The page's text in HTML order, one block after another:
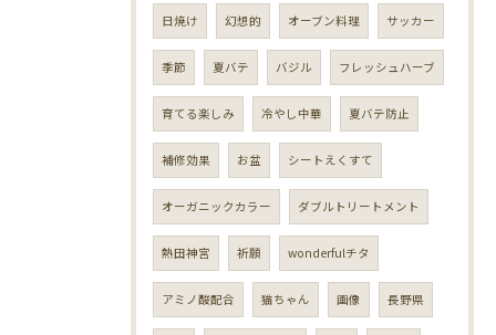
日焼け 幻想的 オーブン料理 サッカー
季節 夏バテ バジル フレッシュハーブ
育てる楽しみ 冷やし中華 夏バテ防止
補修効果 お盆 シートえくすて
オーガニックカラー ダブルトリートメント
熱田神宮 祈願 wonderfulチタ
アミノ酸配合 猫ちゃん 画像 長野県